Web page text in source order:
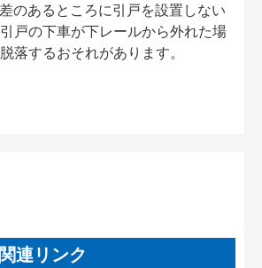
のあるところに引戸を設置しない
戸の下車が下レールから外れた場
落するおそれがあります。
連リンク